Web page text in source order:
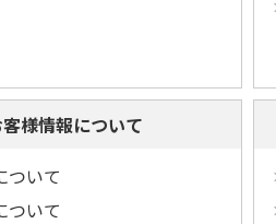
様情報について
ついて
ついて